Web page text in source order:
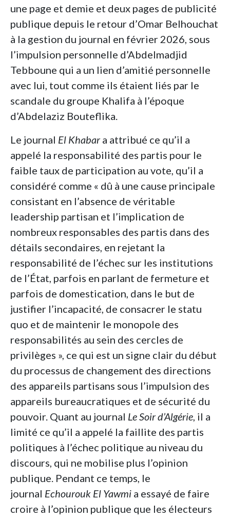
une page et demie et deux pages de publicité
publique depuis le retour d’Omar Belhouchat
à la gestion du journal en février 2026, sous
l’impulsion personnelle d’Abdelmadjid
Tebboune qui a un lien d’amitié personnelle
avec lui, tout comme ils étaient liés par le
scandale du groupe Khalifa à l’époque
d’Abdelaziz Bouteflika.
Le journal El Khabara attribué ce qu’il a
appelé la responsabilité des partis pour le
faible taux de participation au vote, qu’il a
considéré comme « dû à une cause principale
consistant en l’absence de véritable
leadership partisan et l’implication de
nombreux responsables des partis dans des
détails secondaires, en rejetant la
responsabilité de l’échec sur les institutions
de l’État, parfois en parlant de fermeture et
parfois de domestication, dans le but de
justifier l’incapacité, de consacrer le statu
quo et de maintenir le monopole des
responsabilités au sein des cercles de
privilèges », ce qui est un signe clair du début
du processus de changement des directions
des appareils partisans sous l’impulsion des
appareils bureaucratiques et de sécurité du
pouvoir. Quant au journal Le Soir d’Algérie, il a
limité ce qu’il a appelé la faillite des partis
politiques à l’échec politique au niveau du
discours, qui ne mobilise plus l’opinion
publique. Pendant ce temps, le
journal Echourouk El Yawmi a essayé de faire
croire à l’opinion publique que les électeurs